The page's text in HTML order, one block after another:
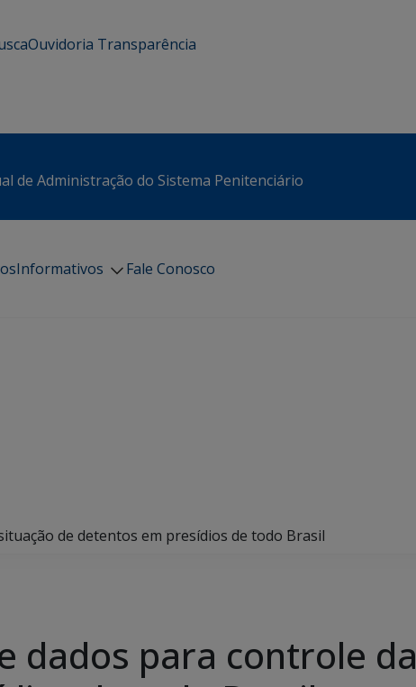
Ouvidoria Transparência
de Administração do Sistema Penitenciário
Informativos
Fale Conosco
de detentos em presídios de todo Brasil
dados para controle